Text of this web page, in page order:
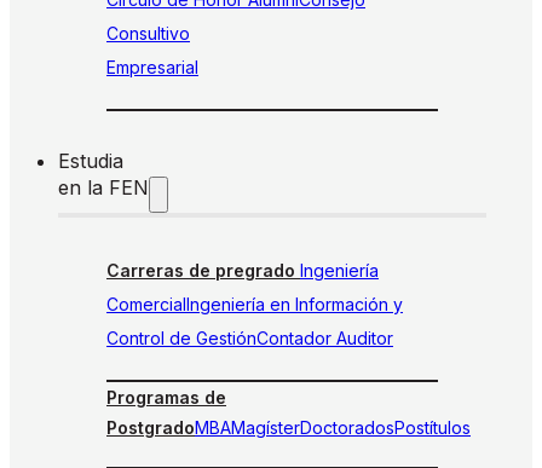
Consultivo
Empresarial
Estudia
en la FEN
Carreras de pregrado Ingeniería
ComercialIngeniería en Información y
Control de GestiónContador Auditor
Programas de
PostgradoMBAMagísterDoctoradosPostítulos